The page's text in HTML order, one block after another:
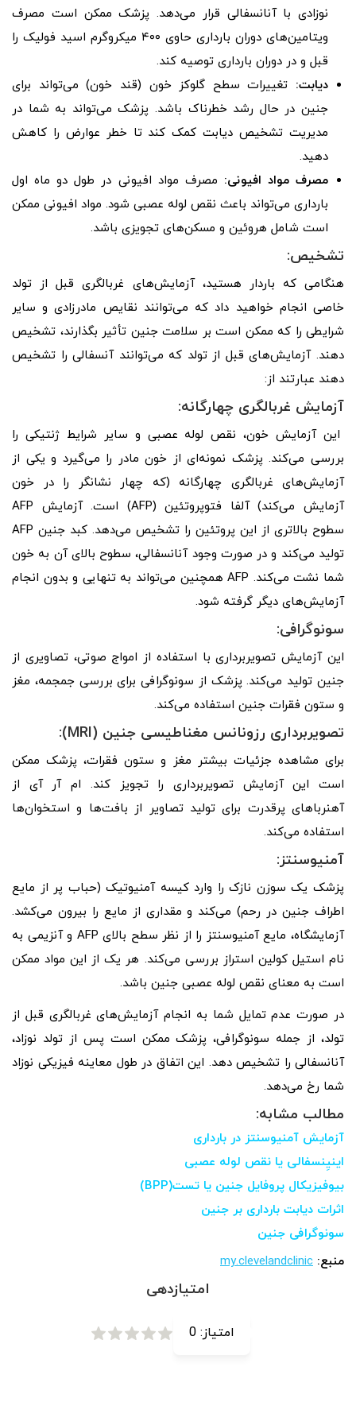
نوزادی با آنانسفالی قرار می‌دهد. پزشک ممکن است مصرف
ویتامین‌های دوران بارداری حاوی ۴۰۰ میکروگرم اسید فولیک را
قبل و در دوران بارداری توصیه کند.
دیابت: تغییرات سطح گلوکز خون (قند خون) می‌تواند برای
جنین در حال رشد خطرناک باشد. پزشک می‌تواند به شما در
مدیریت تشخیص دیابت کمک کند تا خطر عوارض را کاهش
دهید.
مصرف مواد افیونی: مصرف مواد افیونی در طول دو ماه اول
بارداری می‌تواند باعث نقص لوله عصبی شود. مواد افیونی ممکن
است شامل هروئین و مسکن‌های تجویزی باشد.
تشخیص:
هنگامی که باردار هستید، آزمایش‌های غربالگری قبل از تولد
خاصی انجام خواهید داد که می‌توانند نقایص مادرزادی و سایر
شرایطی را که ممکن است بر سلامت جنین تأثیر بگذارند، تشخیص
دهند. آزمایش‌های قبل از تولد که می‌توانند آنسفالی را تشخیص
دهند عبارتند از:
آزمایش غربالگری چهارگانه:
این آزمایش خون، نقص لوله عصبی و سایر شرایط ژنتیکی را
بررسی می‌کند. پزشک نمونه‌ای از خون مادر را می‌گیرد و یکی از
آزمایش‌های غربالگری چهارگانه (که چهار نشانگر را در خون
آزمایش می‌کند) آلفا فتوپروتئین (AFP) است. آزمایش AFP
سطوح بالاتری از این پروتئین را تشخیص می‌دهد. کبد جنین AFP
تولید می‌کند و در صورت وجود آنانسفالی، سطوح بالای آن به خون
شما نشت می‌کند. AFP همچنین می‌تواند به تنهایی و بدون انجام
آزمایش‌های دیگر گرفته شود.
سونوگرافی:
این آزمایش تصویربرداری با استفاده از امواج صوتی، تصاویری از
جنین تولید می‌کند. پزشک از سونوگرافی برای بررسی جمجمه، مغز
و ستون فقرات جنین استفاده می‌کند.
تصویربرداری رزونانس مغناطیسی جنین (MRI
):
برای مشاهده جزئیات بیشتر مغز و ستون فقرات، پزشک ممکن
است این آزمایش تصویربرداری را تجویز کند. ام آر آی از
آهنرباهای پرقدرت برای تولید تصاویر از بافت‌ها و استخوان‌ها
استفاده می‌کند.
آمنیوسنتز:
پزشک یک سوزن نازک را وارد کیسه آمنیوتیک (حباب پر از مایع
اطراف جنین در رحم) می‌کند و مقداری از مایع را بیرون می‌کشد.
آزمایشگاه، مایع آمنیوسنتز را از نظر سطح بالای AFP و آنزیمی به
نام استیل کولین استراز بررسی می‌کند. هر یک از این مواد ممکن
است به معنای نقص لوله عصبی جنین باشد.
در صورت عدم تمایل شما به انجام آزمایش‌های غربالگری قبل از
تولد، از جمله سونوگرافی، پزشک ممکن است پس از تولد نوزاد،
آنانسفالی را تشخیص دهد. این اتفاق در طول معاینه فیزیکی نوزاد
شما رخ می‌دهد.
مطالب مشابه:
آزمایش آمنیوسنتز در بارداری
اینیِنسفالی یا نقص لوله عصبی
بیوفیزیکال پروفایل جنین یا تست(BPP)
اثرات دیابت بارداری بر جنین
سونوگرافی جنین
منبع: my.clevelandclinic
امتیازدهی
امتیاز: 0